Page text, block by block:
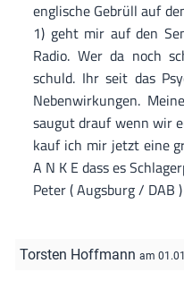
englische Gebrüll auf
1) geht mir auf den
Radio. Wer da noch
schuld. Ihr seit das
Nebenwirkungen.
saugut drauf wenn wir
kauf ich mir jetzt eine
A N K E dass es
Peter ( Augsburg / DAB )
Torsten Hoffmann am